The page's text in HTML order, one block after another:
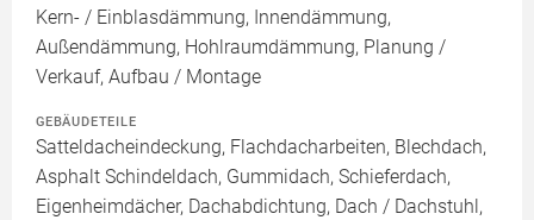
Kern- / Einblasdämmung, Innendämmung,
Außendämmung, Hohlraumdämmung, Planung /
Verkauf, Aufbau / Montage
GEBÄUDETEILE
Satteldacheindeckung, Flachdacharbeiten, Blechdach,
Asphalt Schindeldach, Gummidach, Schieferdach,
Eigenheimdächer, Dachabdichtung, Dach / Dachstuhl,